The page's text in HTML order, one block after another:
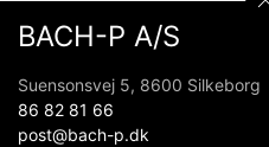
BACH-P A/S
Suensonsvej 5, 8600 Silkeborg
86 82 81 66
post@bach-p.dk